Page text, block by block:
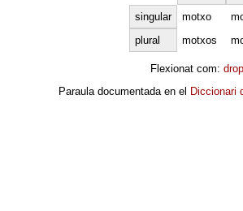
singular
motxo
plural
motxos
Flexionat com:
Paraula documentada en el Diccionari